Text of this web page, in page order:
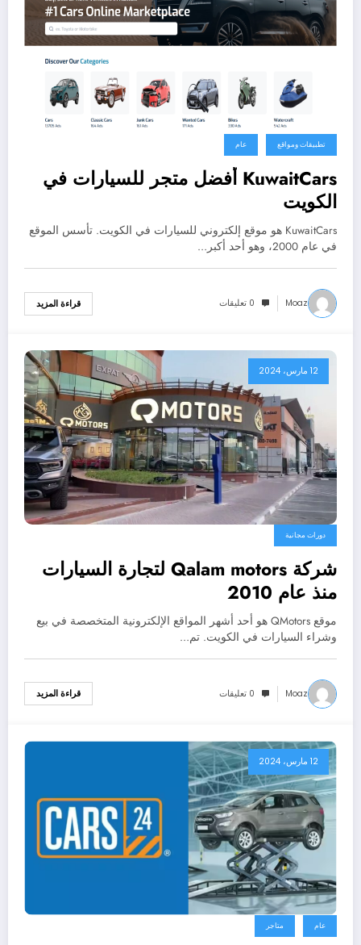
تطبيقات ومواقع عام
KuwaitCars أفضل متجر للسيارات في
الكويت
KuwaitCars هو موقع إلكتروني للسيارات في الكويت. تأسس الموقع
في عام 2000، وهو أحد أكبر…
Moaz 0 تعليقات قراءة المزيد
12 مارس، 2024
دورات مجانية
شركة Qalam motors لتجارة السيارات
منذ عام 2010
موقع QMotors هو أحد أشهر المواقع الإلكترونية المتخصصة في بيع
وشراء السيارات في الكويت. تم…
Moaz 0 تعليقات قراءة المزيد
12 مارس، 2024
عام متاجر